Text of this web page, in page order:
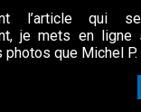
l’article qui
je mets en ligne
que Michel P.